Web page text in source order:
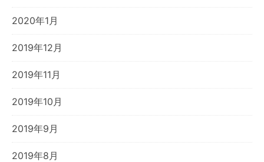
2020年1月
2019年12月
2019年11月
2019年10月
2019年9月
2019年8月